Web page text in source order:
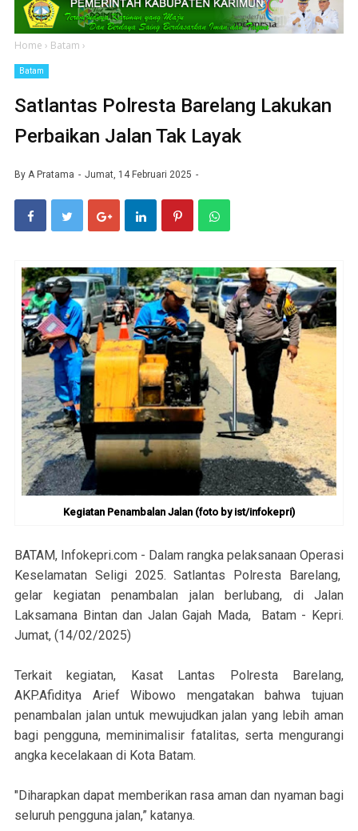
Home › Batam ›
Batam
Satlantas Polresta Barelang Lakukan
Perbaikan Jalan Tak Layak
By A Pratama Jumat, 14 Februari 2025
Kegiatan Penambalan Jalan (foto by ist/infokepri)
BATAM, Infokepri.com - Dalam rangka pelaksanaan Operasi
Keselamatan Seligi 2025. Satlantas Polresta Barelang,
gelar kegiatan penambalan jalan berlubang, di Jalan
Laksamana Bintan dan Jalan Gajah Mada, Batam - Kepri.
Jumat, (14/02/2025)
Terkait kegiatan, Kasat Lantas Polresta Barelang,
AKP.Afiditya Arief Wibowo mengatakan bahwa tujuan
penambalan jalan untuk mewujudkan jalan yang lebih aman
bagi pengguna, meminimalisir fatalitas, serta mengurangi
angka kecelakaan di Kota Batam.
"Diharapkan dapat memberikan rasa aman dan nyaman bagi
seluruh pengguna jalan,” katanya.